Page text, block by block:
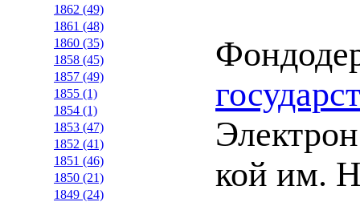
1862 (49)
1861 (48)
1860 (35)
1858 (45)
1857 (49)
1855 (1)
1854 (1)
1853 (47)
1852 (41)
1851 (46)
1850 (21)
1849 (24)
кой им.